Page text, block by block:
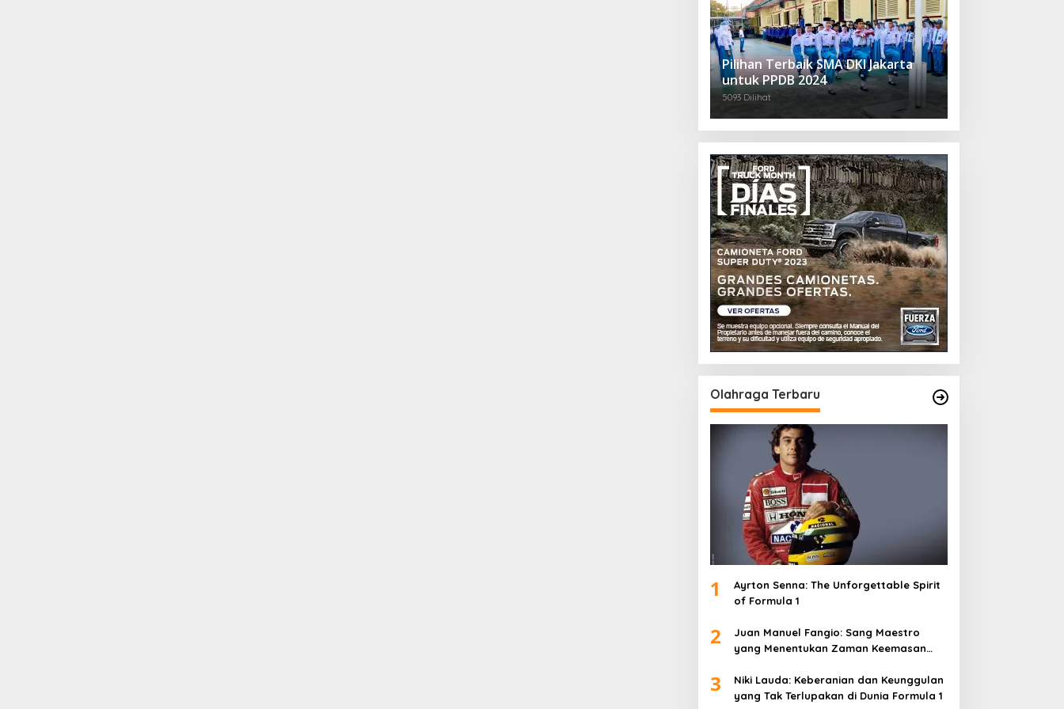
Pilihan Terbaik SMA DKI Jakarta
untuk PPDB 2024
5093 Dilihat
Olahraga Terbaru
1
Ayrton Senna: The Unforgettable Spirit
of Formula 1
2
Juan Manuel Fangio: Sang Maestro
yang Menentukan Zaman Keemasan
3
Niki Lauda: Keberanian dan Keunggulan
yang Tak Terlupakan di Dunia Formula 1